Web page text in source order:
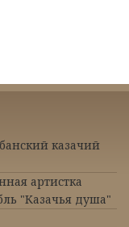
казачий
артистка
"Казачья душа"